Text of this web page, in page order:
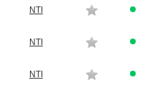
NTI
NTI
NTI